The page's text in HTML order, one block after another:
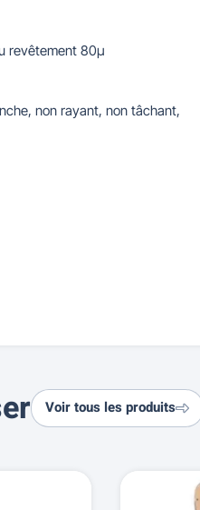
revêtement 80µ
non rayant, non tâchant,
Voir tous les produits